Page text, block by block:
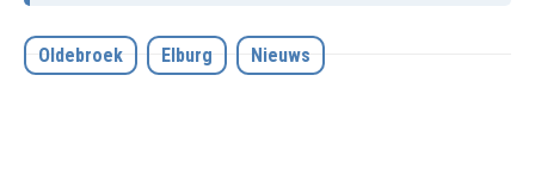
Oldebroek Elburg Nieuws